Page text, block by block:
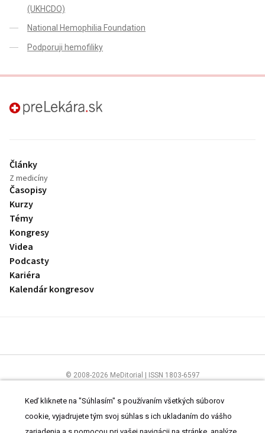
(UKHCDO)
National Hemophilia Foundation
Podporuji hemofiliky
preLekára.sk
Články
Z medicíny
Časopisy
Kurzy
Témy
Kongresy
Videa
Podcasty
Kariéra
Kalendár kongresov
© 2008-2026 MeDitorial | ISSN 1803-6597
ČítajteprehlásenieaZásady spracovania osobných údajov
Keď kliknete na "Súhlasím" s používaním všetkých súborov
cookie, vyjadrujete tým svoj súhlas s ich ukladaním do vášho